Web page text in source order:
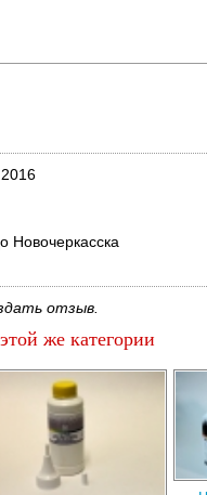
Новочеркасска
отзыв.
же категории